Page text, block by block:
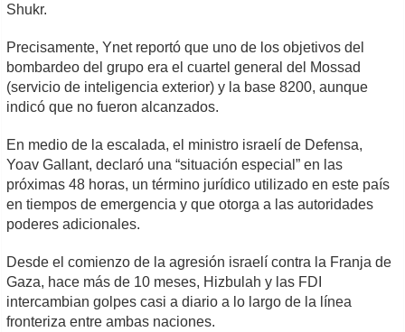
Shukr.
Precisamente, Ynet reportó que uno de los objetivos del
bombardeo del grupo era el cuartel general del Mossad
(servicio de inteligencia exterior) y la base 8200, aunque
indicó que no fueron alcanzados.
En medio de la escalada, el ministro israelí de Defensa,
Yoav Gallant, declaró una “situación especial” en las
próximas 48 horas, un término jurídico utilizado en este país
en tiempos de emergencia y que otorga a las autoridades
poderes adicionales.
Desde el comienzo de la agresión israelí contra la Franja de
Gaza, hace más de 10 meses, Hizbulah y las FDI
intercambian golpes casi a diario a lo largo de la línea
fronteriza entre ambas naciones.